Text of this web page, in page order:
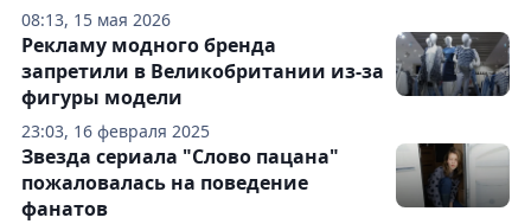
08:13, 15 мая 2026
23:03, 16 февраля 2025
Рекламу модного бренда
запретили в Великобритании из-за
фигуры модели
Звезда сериала "Слово пацана"
пожаловалась на поведение
фанатов